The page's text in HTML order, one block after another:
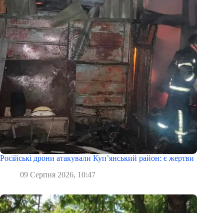
Російські дрони атакували Куп’янський район: є жертви
09 Серпня 2026, 10:47